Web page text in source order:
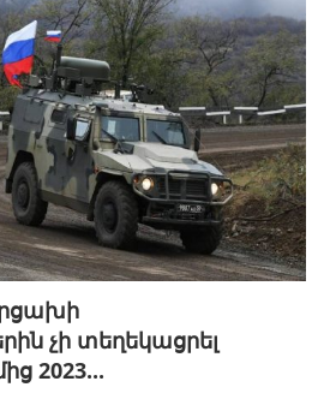
չի տեղեկացրել
2023...